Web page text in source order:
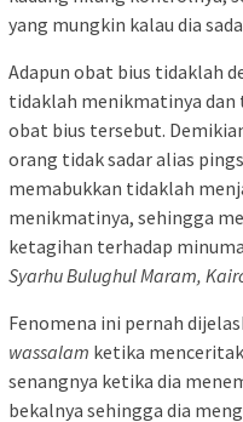
yang mungkin kalau dia
Adapun obat bius tidaklah
tidaklah menikmatinya dan
obat bius tersebut.
orang tidak sadar alias
memabukkan tidaklah
menikmatinya, sehingga
ketagihan terhadap
Syarhu Bulughul Maram,
Fenomena ini pernah
wassalam ketika
senangnya ketika dia
bekalnya sehingga dia